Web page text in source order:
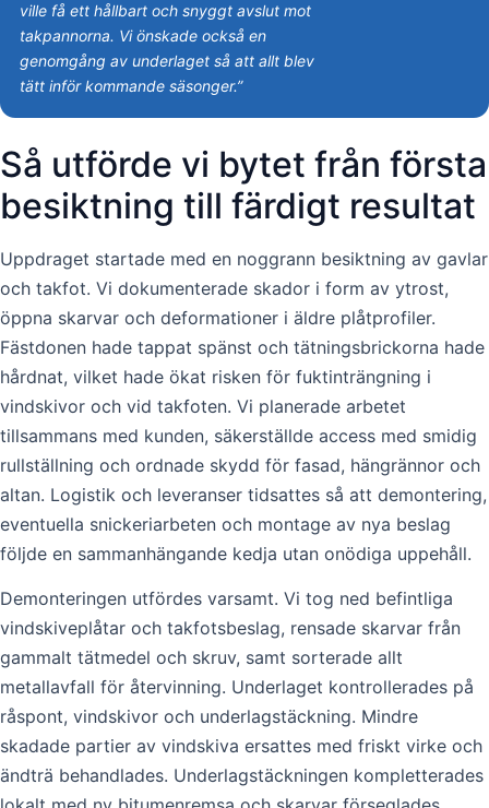
ville få ett hållbart och snyggt avslut mot
takpannorna. Vi önskade också en
genomgång av underlaget så att allt blev
tätt inför kommande säsonger.”
Så utförde vi bytet från första
besiktning till färdigt resultat
Uppdraget startade med en noggrann besiktning av gavlar
och takfot. Vi dokumenterade skador i form av ytrost,
öppna skarvar och deformationer i äldre plåtprofiler.
Fästdonen hade tappat spänst och tätningsbrickorna hade
hårdnat, vilket hade ökat risken för fuktinträngning i
vindskivor och vid takfoten. Vi planerade arbetet
tillsammans med kunden, säkerställde access med smidig
rullställning och ordnade skydd för fasad, hängrännor och
altan. Logistik och leveranser tidsattes så att demontering,
eventuella snickeriarbeten och montage av nya beslag
följde en sammanhängande kedja utan onödiga uppehåll.
Demonteringen utfördes varsamt. Vi tog ned befintliga
vindskiveplåtar och takfotsbeslag, rensade skarvar från
gammalt tätmedel och skruv, samt sorterade allt
metallavfall för återvinning. Underlaget kontrollerades på
råspont, vindskivor och underlagstäckning. Mindre
skadade partier av vindskiva ersattes med friskt virke och
ändträ behandlades. Underlagstäckningen kompletterades